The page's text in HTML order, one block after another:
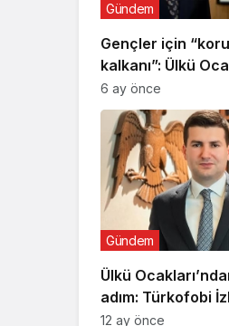
Gençler için
kalkanı”: Ülkü
uyuşturucu ve
bağımlılığa
Gündem
6 ay önce
Ülkü
adım: Türkofobi
Merkezi
Gündem
12 ay önce